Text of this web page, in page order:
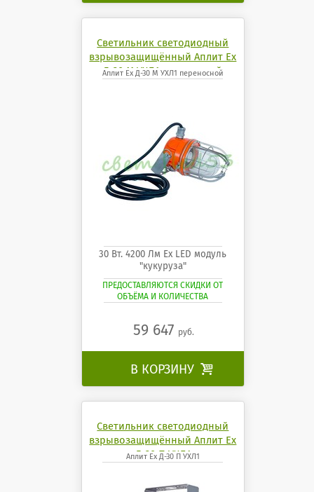
Светильник светодиодный
взрывозащищённый Аплит Ех
Д-30 М УХЛ1 переносной
Аплит Ех Д-30 М УХЛ1 переносной
30 Вт. 4200 Лм Ех LED модуль
"кукуруза"
ПРЕДОСТАВЛЯЮТСЯ СКИДКИ ОТ
ОБЪЁМА И КОЛИЧЕСТВА
59 647 руб.
В КОРЗИНУ 
Светильник светодиодный
взрывозащищённый Аплит Ех
Д-30 П УХЛ1
Аплит Ех Д-30 П УХЛ1